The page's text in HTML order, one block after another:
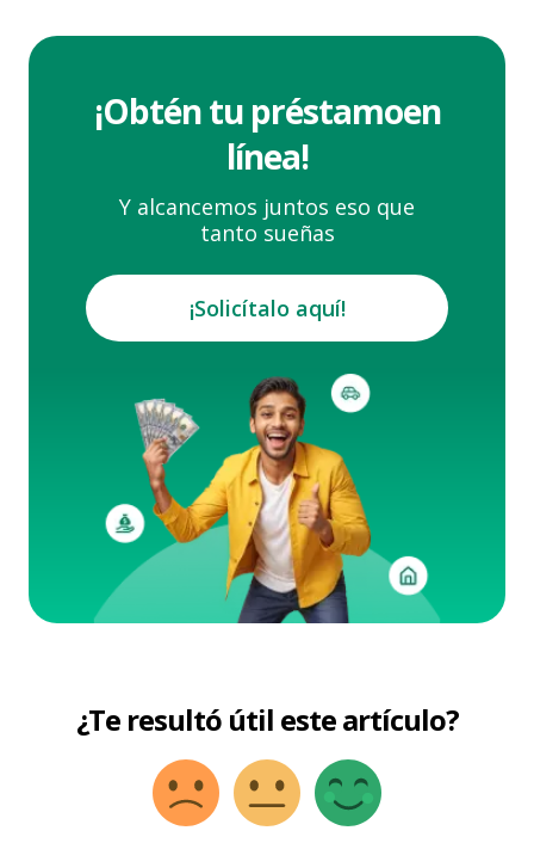
¡Obtén tu préstamoen
línea!
Y alcancemos juntos eso que
tanto sueñas
¡Solicítalo aquí!
¿Te resultó útil este artículo?